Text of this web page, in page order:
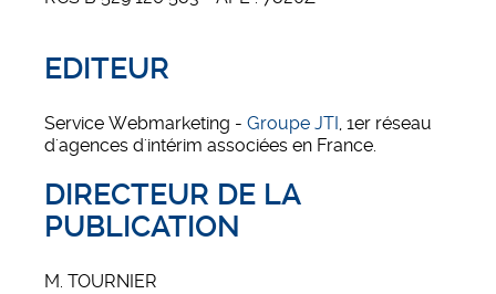
EDITEUR
Service Webmarketing - Groupe JTI , 1er réseau
d'agences d'intérim associées en France.
DIRECTEUR DE LA
PUBLICATION
M. TOURNIER